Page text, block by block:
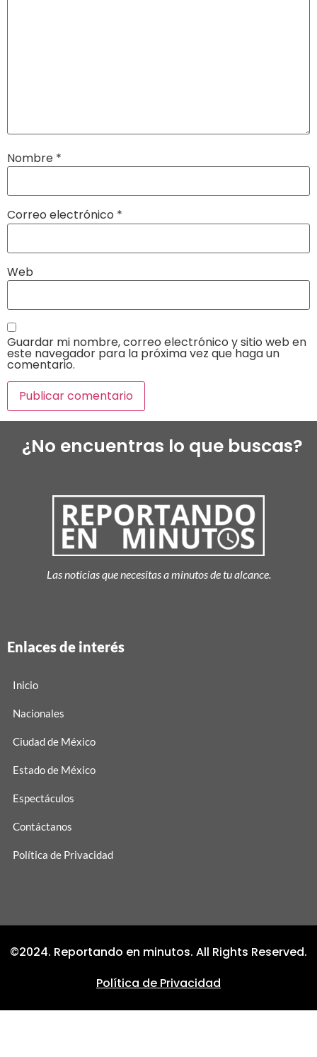
Nombre *
Correo electrónico *
Web
Guardar mi nombre, correo electrónico y sitio web en
este navegador para la próxima vez que haga un
comentario.
¿No encuentras lo que buscas?
Las noticias que necesitas a minutos de tu alcance.
Enlaces de interés
Inicio
Nacionales
Ciudad de México
Estado de México
Espectáculos
Contáctanos
Política de Privacidad
©2024. Reportando en minutos. All Rights Reserved.
Política de Privacidad